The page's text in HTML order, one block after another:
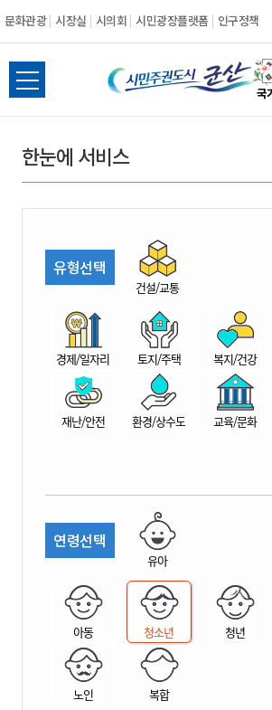
문화관광 시장실 시의회 시민광장플랫폼 인구정책
시
민
권
시
산
전
체
뉴
열
한눈에 서비스
유형선택
건설/교통
경제/일자리 토지/주택 복지/건강
재난/안전 환경/상수도 교육/문화
연령선택
유아
아동 청소년 청년
노인 복합